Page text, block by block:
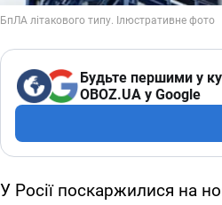
Будьте першими у
OBOZ.UA у Google
У Росії поскаржилися на